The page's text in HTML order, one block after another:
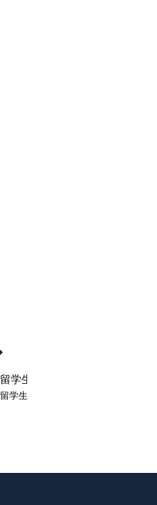
留学生贷款
留学生贷款专业平台
风险